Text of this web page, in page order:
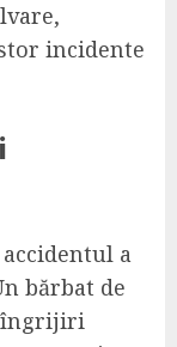
incidente
a
bărbat de
îngrijiri